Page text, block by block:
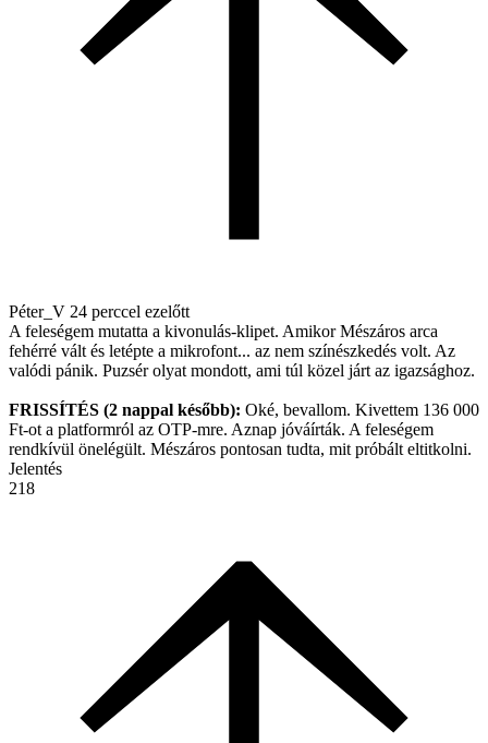
Péter_V 24 perccel ezelőtt
A feleségem mutatta a kivonulás-klipet. Amikor Mészáros arca
fehérré vált és letépte a mikrofont... az nem színészkedés volt. Az
valódi pánik. Puzsér olyat mondott, ami túl közel járt az igazsághoz.
FRISSÍTÉS (2 nappal később): Oké, bevallom. Kivettem 136 000
Ft-ot a platformról az OTP-mre. Aznap jóváírták. A feleségem
rendkívül önelégült. Mészáros pontosan tudta, mit próbált eltitkolni.
Jelentés
218